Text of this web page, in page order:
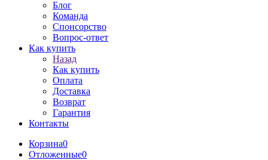
Блог
Команда
Спонсорство
Вопрос-ответ
Как купить
Назад
Как купить
Оплата
Доставка
Возврат
Гарантия
Контакты
Корзина0
Отложенные0